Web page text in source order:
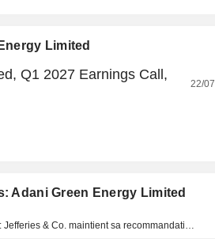
Limited
Q1 2027 Earnings Call,
22/07
Adani Green Energy Limited